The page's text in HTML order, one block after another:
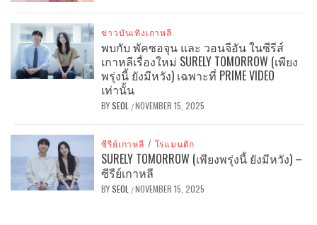
ข่าวบันเทิงเกาหลี
พบกับ พัคซอจุน และ วอนจีอัน ในซีรีส์
เกาหลีเรื่องใหม่ SURELY TOMORROW (เพียง
พรุ่งนี้ ยังมีหวัง) เฉพาะที่ PRIME VIDEO
เท่านั้น
BYSEOL /NOVEMBER 15, 2025
ซีรีย์เกาหลี / โรแมนติก
SURELY TOMORROW (เพียงพรุ่งนี้ ยังมีหวัง) –
ซีรีย์เกาหลี
BYSEOL /NOVEMBER 15, 2025